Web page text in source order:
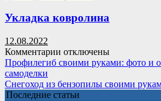
циркулярная
пила
Укладка ковролина
12.08.2022
Комментарии к
записи
ковролина
отключены
Профилегиб своими руками: фото и
самоделки
Снегоход из бензопилы своими
Последние статьи